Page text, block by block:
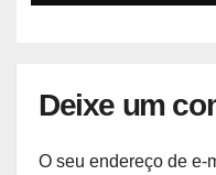
Deixe um
O seu endereço de e-